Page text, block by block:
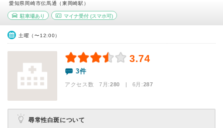
愛知県岡崎市伝馬通（東岡崎駅）
駐車場あり マイナ受付(スマホ可)
土曜（〜12:00）
3.74
3件
アクセス数 7月:280 | 6月:287
尋常性白斑について